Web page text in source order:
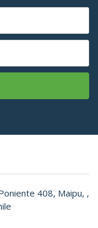
408, Maipu, ,